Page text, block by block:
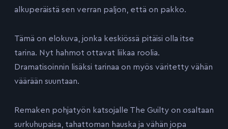
alkuperäistä sen verran paljon, että on pakko.
Tämä on elokuva, jonka keskiössä pitäisi olla itse
tarina. Nyt hahmot ottavat liikaa roolia.
Dramatisoinnin lisäksi tarinaa on myös väritetty vähän
väärään suuntaan.
Remaken pohjatyön katsojalle The Guilty on osaltaan
surkuhupaisa, tahattoman hauska ja vähän jopa